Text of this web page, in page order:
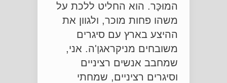
המוּכָּר. הוא החליט ללכת על
משהו פחות מוכר, ולגוון את
ההיצע בארץ עם סיגרים
משובחים מניקראגוָ'ה. אני,
שמחבב אנשים רציניים
וסיגרים רציניים, שמחתי